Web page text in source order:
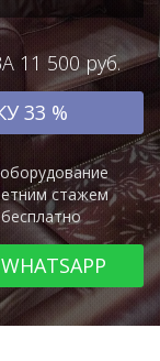
500 руб.
33 %
стажем